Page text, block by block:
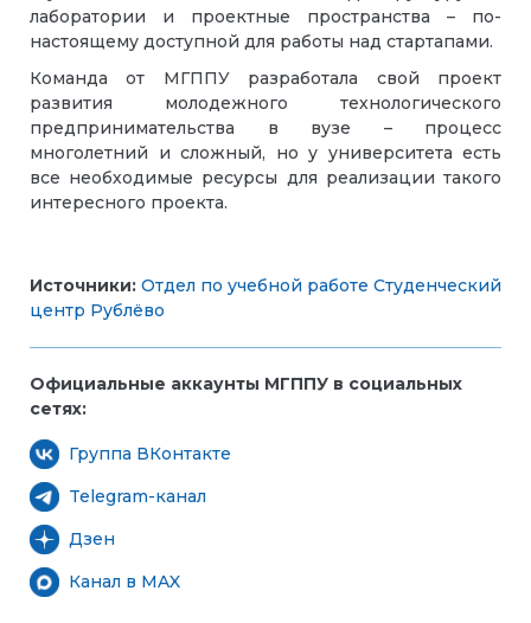
лаборатории и проектные пространства – по-
настоящему доступной для работы над стартапами.
Команда от МГППУ разработала свой проект
развития молодежного технологического
предпринимательства в вузе – процесс
многолетний и сложный, но у университета есть
все необходимые ресурсы для реализации такого
интересного проекта.
Источники: Отдел по учебной работе Студенческий
центр Рублёво
Официальные аккаунты МГППУ в социальных
сетях:
Группа ВКонтакте
Telegram-канал
Дзен
Канал в MAX